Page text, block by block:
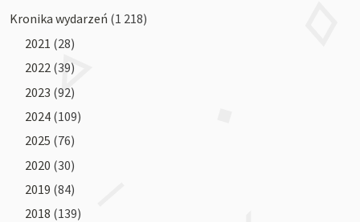
Kronika wydarzeń (1 218)
2021 (28)
2022 (39)
2023 (92)
2024 (109)
2025 (76)
2020 (30)
2019 (84)
2018 (139)